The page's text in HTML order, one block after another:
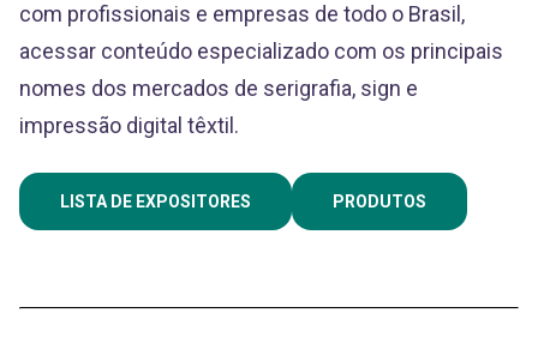
com profissionais e empresas de todo o Brasil,
acessar conteúdo especializado com os principais
nomes dos mercados de serigrafia, sign e
impressão digital têxtil.
LISTA DE EXPOSITORES PRODUTOS